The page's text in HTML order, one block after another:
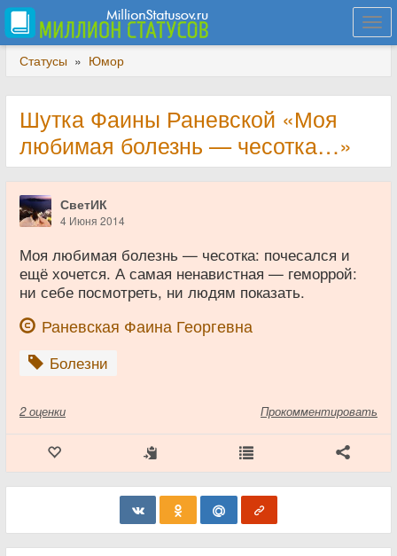
Статусы » Юмор
Шутка Фаины Раневской «Моя
любимая болезнь — чесотка…»
СветИК
4 Июня 2014
Моя любимая болезнь — чесотка: почесался и
ещё хочется. А самая ненавистная — геморрой:
ни себе посмотреть, ни людям показать.
Раневская Фаина Георгевна
Болезни
2 оценки Прокомментировать